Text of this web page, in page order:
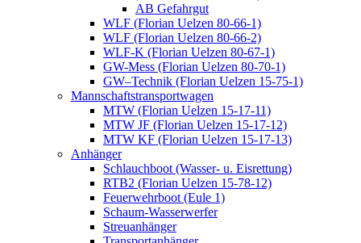
AB Gefahrgut
WLF (Florian Uelzen 80-66-1)
WLF (Florian Uelzen 80-66-2)
WLF-K (Florian Uelzen 80-67-1)
GW-Mess (Florian Uelzen 80-70-1)
GW–Technik (Florian Uelzen 15-75-1)
Mannschaftstransportwagen
MTW (Florian Uelzen 15-17-11)
MTW JF (Florian Uelzen 15-17-12)
MTW KF (Florian Uelzen 15-17-13)
Anhänger
Schlauchboot (Wasser- u. Eisrettung)
RTB2 (Florian Uelzen 15-78-12)
Feuerwehrboot (Eule 1)
Schaum-Wasserwerfer
Streuanhänger